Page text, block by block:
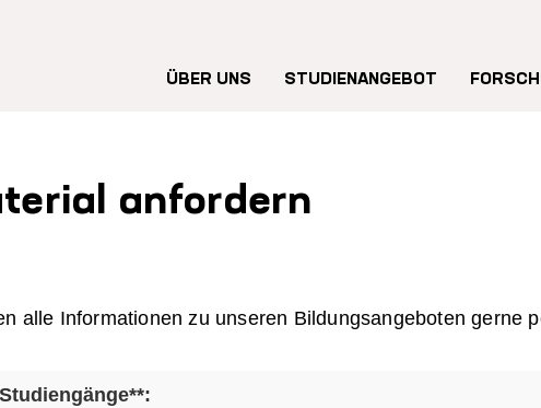
Hauptnavigation
ÜBER UNS STUDIENANGEBOT
anfordern
alle Informationen zu unseren Bildungsangeboten gerne